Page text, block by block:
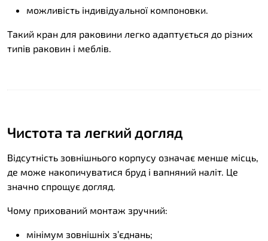
можливість індивідуальної компоновки.
Такий кран для раковини легко адаптується до різних
типів раковин і меблів.
Чистота та легкий догляд
Відсутність зовнішнього корпусу означає менше місць,
де може накопичуватися бруд і вапняний наліт. Це
значно спрощує догляд.
Чому прихований монтаж зручний:
мінімум зовнішніх з’єднань;